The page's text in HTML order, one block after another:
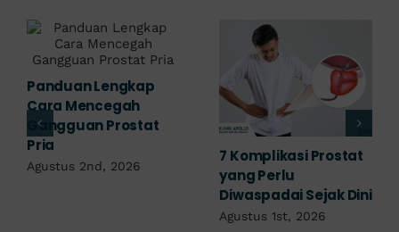
Panduan Lengkap
Cara Mencegah
Gangguan Prostat
Pria
Agustus 2nd, 2026
7 Komplikasi Prostat
yang Perlu
Diwaspadai Sejak Dini
Agustus 1st, 2026